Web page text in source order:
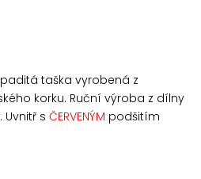
taška vyrobená z
korku. Ruční výroba z dílny
. Uvnitř s ČERVENÝM podšitím